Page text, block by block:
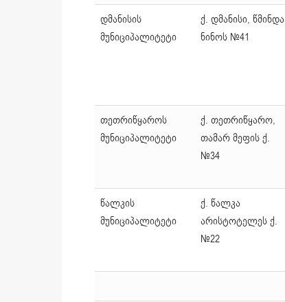
დმანისის
მუნიციპალიტეტი
ქ. დმანისი, წმინდა
ნინოს №41
თეთრიწყაროს
მუნიციპალიტეტი
ქ. თეთრიწყარო,
თამარ მეფის ქ.
№34
წალკის
მუნიციპალიტეტი
ქ. წალკა
არისტოტელეს ქ.
№22